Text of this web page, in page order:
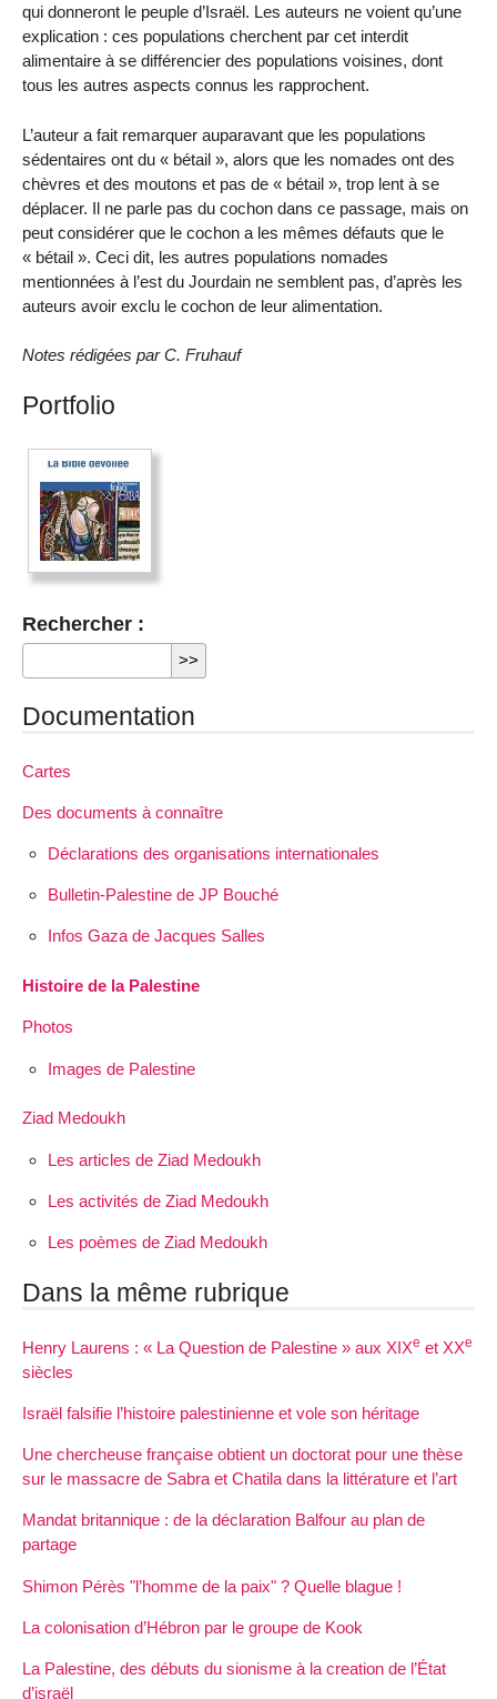
qui donneront le peuple d’Israël. Les auteurs ne voient qu’une
explication : ces populations cherchent par cet interdit
alimentaire à se différencier des populations voisines, dont
tous les autres aspects connus les rapprochent.
L’auteur a fait remarquer auparavant que les populations
sédentaires ont du « bétail », alors que les nomades ont des
chèvres et des moutons et pas de « bétail », trop lent à se
déplacer. Il ne parle pas du cochon dans ce passage, mais on
peut considérer que le cochon a les mêmes défauts que le
« bétail ». Ceci dit, les autres populations nomades
mentionnées à l’est du Jourdain ne semblent pas, d’après les
auteurs avoir exclu le cochon de leur alimentation.
Notes rédigées par C. Fruhauf
Portfolio
Rechercher :
Documentation
Cartes
Des documents à connaître
Déclarations des organisations internationales
Bulletin-Palestine de JP Bouché
Infos Gaza de Jacques Salles
Histoire de la Palestine
Photos
Images de Palestine
Ziad Medoukh
Les articles de Ziad Medoukh
Les activités de Ziad Medoukh
Les poèmes de Ziad Medoukh
Dans la même rubrique
Henry Laurens : « La Question de Palestine » aux XIXe et XXe
siècles
Israël falsifie l’histoire palestinienne et vole son héritage
Une chercheuse française obtient un doctorat pour une thèse
sur le massacre de Sabra et Chatila dans la littérature et l’art
Mandat britannique : de la déclaration Balfour au plan de
partage
Shimon Pérès "l’homme de la paix" ? Quelle blague !
La colonisation d’Hébron par le groupe de Kook
La Palestine, des débuts du sionisme à la creation de l’État
d’israël